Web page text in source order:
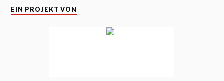
EIN PROJEKT VON